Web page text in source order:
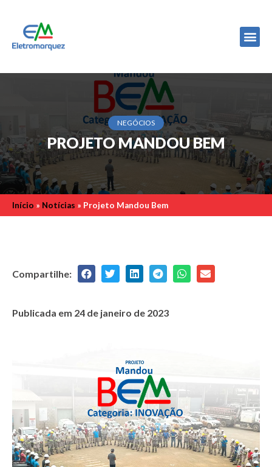
NEGÓCIOS
PROJETO MANDOU BEM
Início » Notícias » Projeto Mandou Bem
Publicada em 24 de janeiro de 2023
Compartilhe: